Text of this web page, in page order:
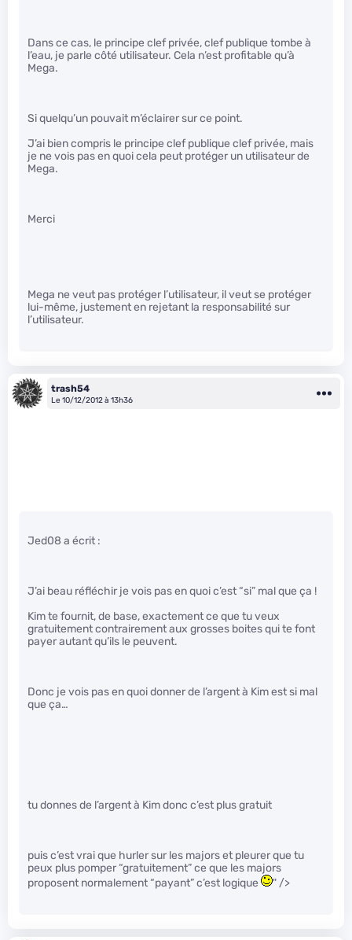
Dans ce cas, le principe clef privée, clef publique tombe à
l’eau, je parle côté utilisateur. Cela n’est profitable qu’à
Mega.
Si quelqu’un pouvait m’éclairer sur ce point.
J’ai bien compris le principe clef publique clef privée, mais
je ne vois pas en quoi cela peut protéger un utilisateur de
Mega.
Merci
Mega ne veut pas protéger l’utilisateur, il veut se protéger
lui-même, justement en rejetant la responsabilité sur
l’utilisateur.
trash54
Le 10/12/2012 à 13h36
Jed08 a écrit :
J’ai beau réfléchir je vois pas en quoi c’est “si” mal que ça !
Kim te fournit, de base, exactement ce que tu veux
gratuitement contrairement aux grosses boites qui te font
payer autant qu’ils le peuvent.
Donc je vois pas en quoi donner de l’argent à Kim est si mal
que ça…
tu donnes de l’argent à Kim donc c’est plus gratuit
puis c’est vrai que hurler sur les majors et pleurer que tu
peux plus pomper “gratuitement” ce que les majors
proposent normalement “payant” c’est logique
" />